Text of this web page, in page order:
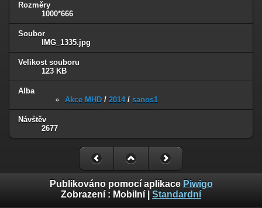
Rozměry
1000*666
Soubor
IMG_1335.jpg
Velikost souboru
123 KB
Alba
Akce MHD / 2014/ sanos1
Návštěv
2677
Publikováno pomocí aplikace Piwigo
Zobrazení : Mobilní Standardní